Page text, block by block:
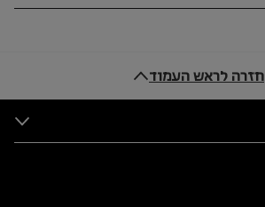
חזרה לראש העמוד